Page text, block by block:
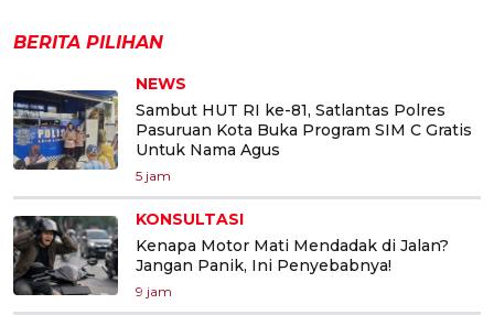
BERITA PILIHAN
NEWS
Sambut HUT RI ke-81, Satlantas Polres
Pasuruan Kota Buka Program SIM C Gratis
Untuk Nama Agus
5 jam
KONSULTASI
Kenapa Motor Mati Mendadak di Jalan?
Jangan Panik, Ini Penyebabnya!
9 jam